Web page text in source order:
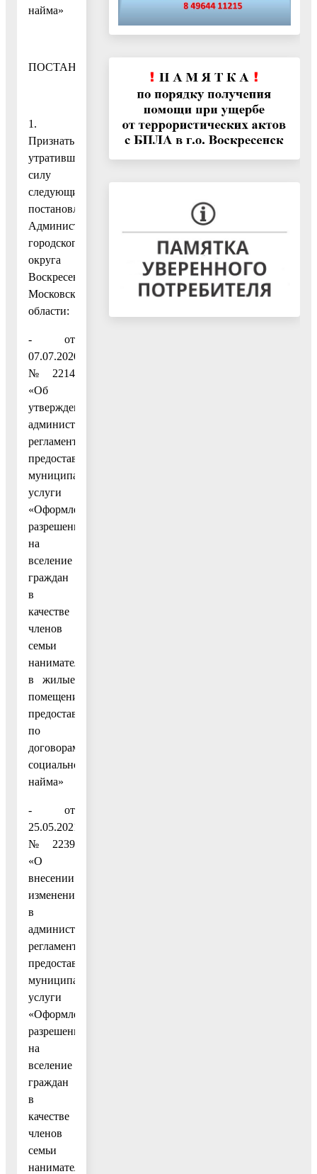
найма»
ПОСТАНОВЛЯЮ:
1.
Признать
утратившими
силу
следующие
постановления
Администрации
городского
округа
Воскресенск
Московской
области:
- от
07.07.2020
№ 2214
«Об
утверждении
административного
регламента
предоставления
муниципальной
услуги
«Оформление
разрешения
на
вселение
граждан
в
качестве
членов
семьи
нанимателя
в жилые
помещения,
предоставленные
по
договорам
социального
найма»
- от
25.05.2021
№ 2239
«О
внесении
изменений
в
административный
регламент
предоставления
муниципальной
услуги
«Оформление
разрешения
на
вселение
граждан
в
качестве
членов
семьи
нанимателя